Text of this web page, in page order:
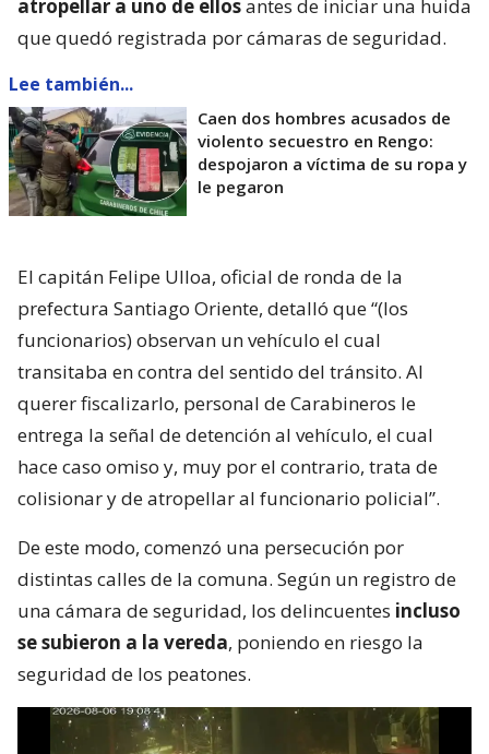
atropellar a uno de ellosantes de iniciar una huida
que quedó registrada por cámaras de seguridad.
Lee también...
Caen dos hombres acusados de
violento secuestro en Rengo:
despojaron a víctima de su ropa y
le pegaron
El capitán Felipe Ulloa, oficial de ronda de la
prefectura Santiago Oriente, detalló que “(los
funcionarios) observan un vehículo el cual
transitaba en contra del sentido del tránsito. Al
querer fiscalizarlo, personal de Carabineros le
entrega la señal de detención al vehículo, el cual
hace caso omiso y, muy por el contrario, trata de
colisionar y de atropellar al funcionario policial”.
De este modo, comenzó una persecución por
distintas calles de la comuna. Según un registro de
una cámara de seguridad, los delincuentes incluso
se subieron a la vereda, poniendo en riesgo la
seguridad de los peatones.